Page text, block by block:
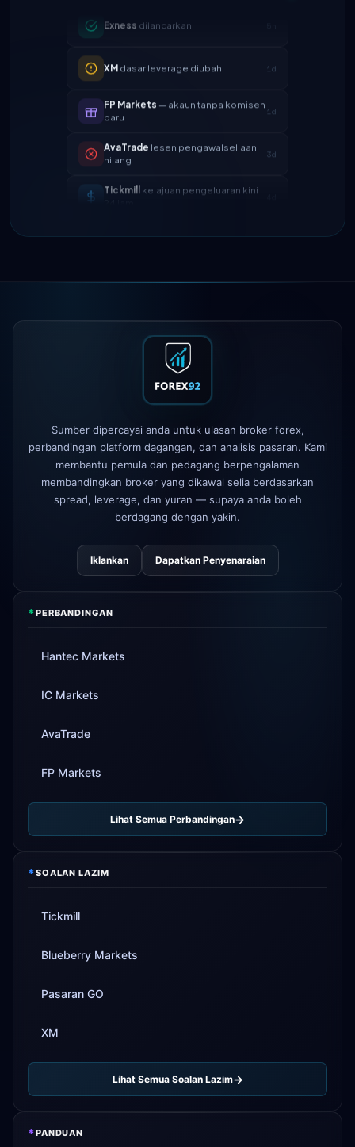
XMdasar leverage diubah
FP Markets— akaun tanpa komisen
1d
AvaTradelesen pengawalseliaan
hilang
3d
Tickmillkelajuan pengeluaran kini
24 jam
4d
IC Marketsspread EUR/USD
XMdasar leverage diubah 1d
FP Markets— akaun tanpa komisen
lesen pengawalseliaan
kelajuan pengeluaran kini
Sumber dipercayai anda untuk ulasan broker forex,
perbandingan platform dagangan, dan analisis pasaran. Kami
membantu pemula dan pedagang berpengalaman
membandingkan broker yang dikawal selia berdasarkan
spread, leverage, dan yuran — supaya anda boleh
berdagang dengan yakin.
Iklankan Dapatkan Penyenaraian
*PERBANDINGAN
Hantec Markets
IC Markets
AvaTrade
FP Markets
Lihat Semua Perbandingan
*SOALAN LAZIM
Tickmill
Blueberry Markets
Pasaran GO
XM
Lihat Semua Soalan Lazim
*PANDUAN